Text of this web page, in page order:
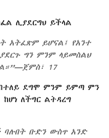
ሊያደርግህ ይችላል
አትፈጽም ይሆናል፤ የአንተ
ግን ምንም ላይመስልህ
17
ደግሞ ምንም ይምጣ ምን
ለችግር ልትዳረግ
ባሉበት ቡድን ውስጥ አንድ